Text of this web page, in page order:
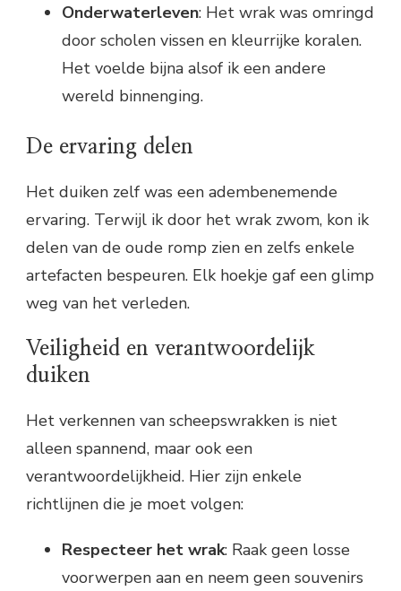
Onderwaterleven: Het wrak was omringd
door scholen vissen en kleurrijke koralen.
Het voelde bijna alsof ik een andere
wereld binnenging.
De ervaring delen
Het duiken zelf was een adembenemende
ervaring. Terwijl ik door het wrak zwom, kon ik
delen van de oude romp zien en zelfs enkele
artefacten bespeuren. Elk hoekje gaf een glimp
weg van het verleden.
Veiligheid en verantwoordelijk
duiken
Het verkennen van scheepswrakken is niet
alleen spannend, maar ook een
verantwoordelijkheid. Hier zijn enkele
richtlijnen die je moet volgen:
Respecteer het wrak: Raak geen losse
voorwerpen aan en neem geen souvenirs